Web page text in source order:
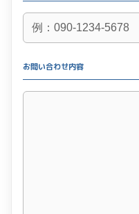
お問い合わせ内容